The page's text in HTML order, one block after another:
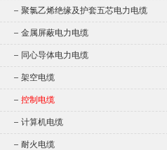
聚氯乙烯绝缘及护套五芯电力电缆
金属屏蔽电力电缆
同心导体电力电缆
架空电缆
控制电缆
计算机电缆
耐火电缆